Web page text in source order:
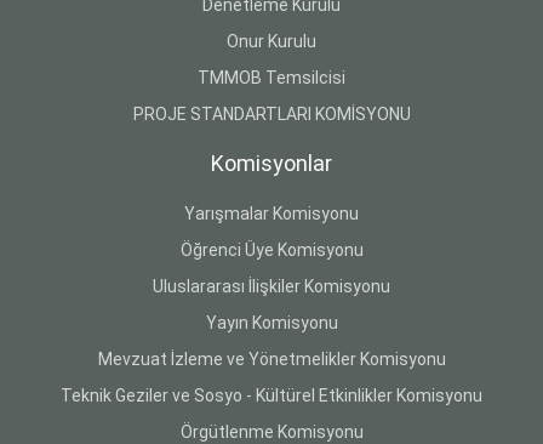
Denetleme Kurulu
Onur Kurulu
TMMOB Temsilcisi
PROJE STANDARTLARI KOMİSYONU
Komisyonlar
Yarışmalar Komisyonu
Öğrenci Üye Komisyonu
Uluslararası İlişkiler Komisyonu
Yayın Komisyonu
Mevzuat İzleme ve Yönetmelikler Komisyonu
Teknik Geziler ve Sosyo - Kültürel Etkinlikler Komisyonu
Örgütlenme Komisyonu